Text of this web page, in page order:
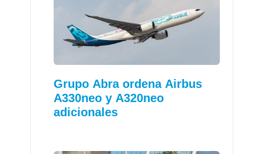
Grupo Abra ordena Airbus
A330neo y A320neo
adicionales